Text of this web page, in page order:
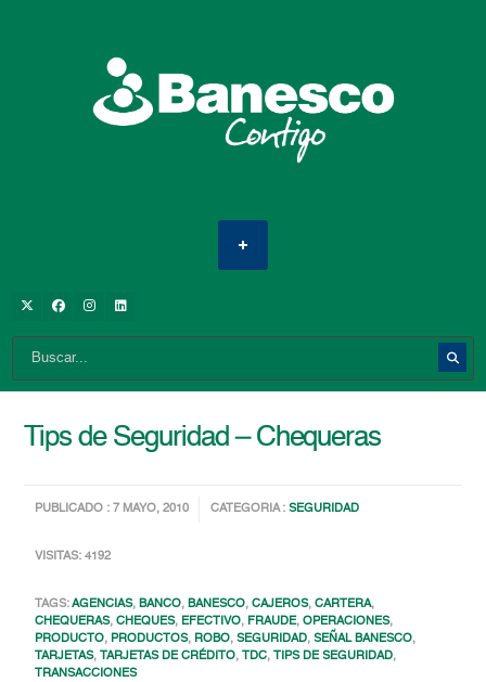
Tips de Seguridad – Chequeras
PUBLICADO : 7 MAYO, 2010 CATEGORIA :SEGURIDAD
VISITAS: 4192
TAGS:AGENCIAS,BANCO,BANESCO,CAJEROS,CARTERA,
CHEQUERAS,CHEQUES, EFECTIVO, FRAUDE,OPERACIONES,
PRODUCTO, PRODUCTOS, ROBO,SEGURIDAD,SEÑAL BANESCO,
TARJETAS, TARJETAS DE CRÉDITO, TDC, TIPS DE SEGURIDAD,
TRANSACCIONES